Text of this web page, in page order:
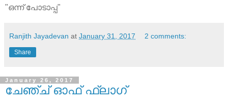
"ഒന്ന് പോടാപ്പ"
Ranjith Jayadevan at January 31, 2017 2 comments:
Share
January 26, 2017
ചേഞ്ച്‌ ഓഫ് ഫ്ലാഗ്